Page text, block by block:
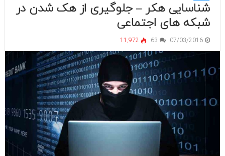
شناسایی هکر – جلوگیری از هک شدن در
شبکه های اجتماعی
07/03/2016
63
11,972